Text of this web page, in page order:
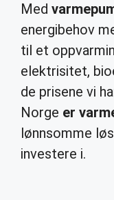
Med
energibehov
til et
elektrisitet,
de prisene vi
Norge er
lønnsomme
investere i.